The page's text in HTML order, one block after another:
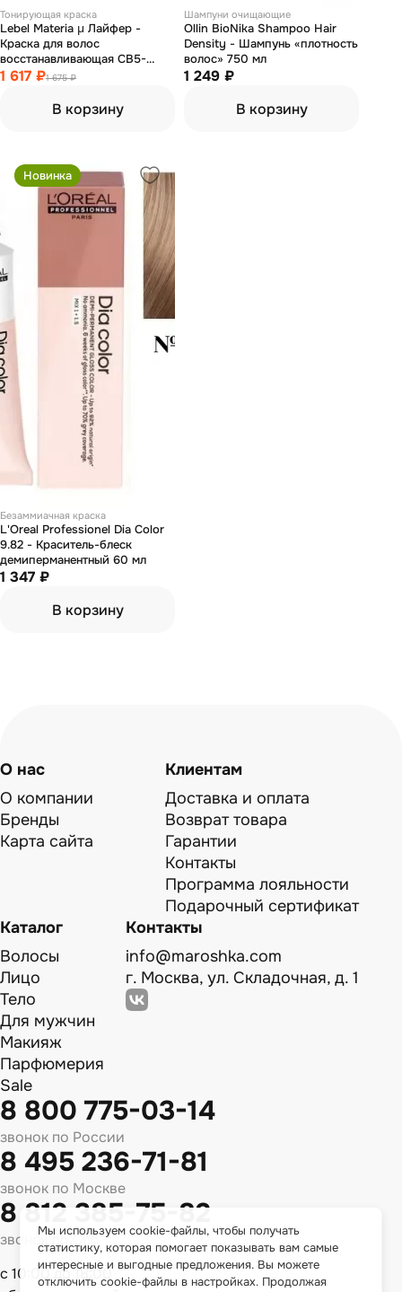
Тонирующая краска
Lebel Materia µ Лайфер -
Краска для волос
восстанавливающая СB5-
1 617 ₽1 675 ₽
В корзину
Шампуни очищающие
Ollin BioNika Shampoo Hair
Density - Шампунь «плотность
волос» 750 мл
1 249 ₽
В корзину
Новинка
Безаммиачная краска
L'Oreal Professionel Dia Color
9.82 - Краситель-блеск
демиперманентный 60 мл
1 347 ₽
В корзину
О нас
О компании
Бренды
Карта сайта
Клиентам
Доставка и оплата
Возврат товара
Гарантии
Контакты
Программа лояльности
Подарочный сертификат
Каталог
Волосы
Лицо
Тело
Для мужчин
Макияж
Парфюмерия
Sale
Контакты
info@maroshka.com
г. Москва, ул. Складочная, д. 1
8 800 775-03-14
звонок по России
8 495 236-71-81
звонок по Москве
8 812 385-75-82
звонок по Спб
с 10:00 до 18:00
Мы используем cookie-файлы, чтобы получать
статистику, которая помогает показывать вам самые
интересные и выгодные предложения. Вы можете
отключить cookie-файлы в настройках. Продолжая